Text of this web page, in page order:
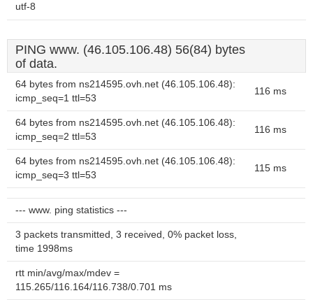
utf-8
PING www. (46.105.106.48) 56(84) bytes
of data.
64 bytes from ns214595.ovh.net (46.105.106.48):
icmp_seq=1 ttl=53
116 ms
64 bytes from ns214595.ovh.net (46.105.106.48):
icmp_seq=2 ttl=53
116 ms
64 bytes from ns214595.ovh.net (46.105.106.48):
icmp_seq=3 ttl=53
115 ms
--- www. ping statistics ---
3 packets transmitted, 3 received, 0% packet loss,
time 1998ms
rtt min/avg/max/mdev =
115.265/116.164/116.738/0.701 ms